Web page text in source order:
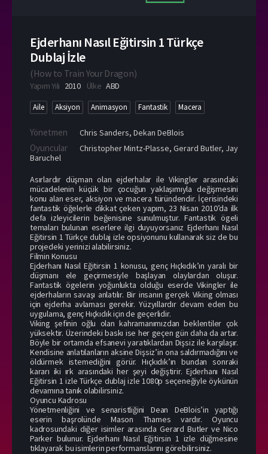
Ejderhanı Nasıl Eğitirsin 1 Türkçe
Dublaj İzle
(How to Train Your Dragon)
Yapım Yılı 2010 Ülke ABD
Aile Aksiyon Animasyon Fantastik Macera
Yönetmen Chris Sanders, Dekan DeBlois
Oyuncular Christopher Mintz-Plasse, Gerard Butler, Jay
Baruchel
Asırlardır düşman olan ejderhalar ile Vikingler arasındaki
mücadelenin küçük bir çocuğun yaklaşımıyla değişmesini
konu alan eser, aksiyon ve macera türündendir. İçerisindeki
fantastik öğelerle dikkat çeken yapım, 23 Nisan 2010’da ilk
defa izleyicilerin beğenisine sunulmuştur. Fantastik ögeli
temaları bulunan eserlere ilgi duyuyorsanız Ejderhanı Nasıl
Eğitirsin 1 Türkçe dublaj izle opsiyonunu kullanarak siz de bu
projedeki yerinizi alabilirsiniz.
Filmin Konusu
Ejderhanı Nasıl Eğitirsin 1 konusu, genç Hıçkıdık’ın yaralı bir
düşmanı ele geçirmesiyle başlayan olaylardan oluşur.
Fantastik ögelerin yoğunlukta olduğu eserde Vikingler ile
ejderhaların savaşı anlatılır. Bir insanın gerçek Viking olması
için ejderha avlaması gerekir. Yüzyıllardır devam eden bu
uygulama, genç Hıçkıdık için de geçerlidir.
Viking şefinin oğlu olan kahramanımızdan beklentiler çok
yüksektir. Üzerindeki baskı ise her geçen gün daha da artar.
Böyle bir ortamda efsanevi yaratıklardan Dişsiz ile karşılaşır.
Kendisine anlatılanların aksine Dişsiz’in ona saldırmadığını ve
öldürmek istemediğini görür. Hıçkıdık’ın bundan sonraki
kararı iki ırk arasındaki her şeyi değiştirir. Ejderhanı Nasıl
Eğitirsin 1 izle Türkçe dublaj izle 1080p seçeneğiyle öykünün
devamına tanık olabilirsiniz.
Oyuncu Kadrosu
Yönetmenliğini ve senaristliğini Dean DeBlois’in yaptığı
eserin başrolünde Mason Thames vardır. Oyuncu
kadrosundaki diğer isimler arasında Gerard Butler ve Nico
Parker bulunur. Ejderhanı Nasıl Eğitirsin 1 izle düğmesine
tıklayarak bu isimlerin performanslarını görebilirsiniz.